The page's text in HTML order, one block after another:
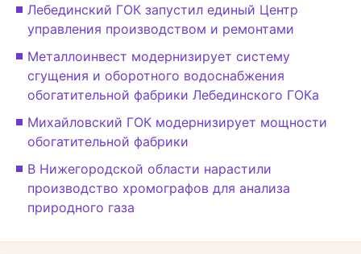
Лебединский ГОК запустил единый Центр
управления производством и ремонтами
Металлоинвест модернизирует систему
сгущения и оборотного водоснабжения
обогатительной фабрики Лебединского ГОКа
Михайловский ГОК модернизирует мощности
обогатительной фабрики
В Нижегородской области нарастили
производство хромографов для анализа
природного газа